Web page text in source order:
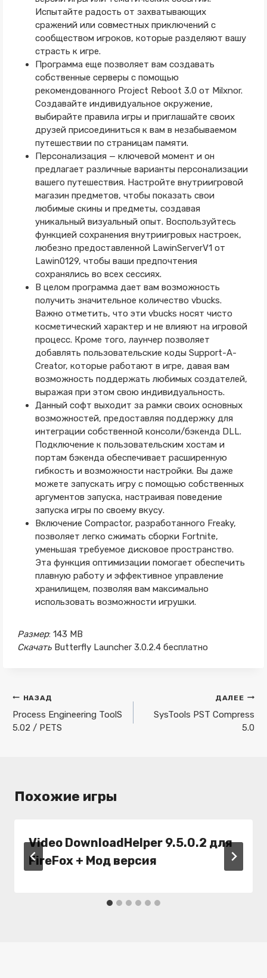
Испытайте радость от захватывающих
сражений или совместных приключений с
сообществом игроков, которые разделяют вашу
страсть к игре.
Программа еще позволяет вам создавать
собственные серверы с помощью
рекомендованного Project Reboot 3.0 от Milxnor.
Создавайте индивидуальное окружение,
выбирайте правила игры и приглашайте своих
друзей присоединиться к вам в незабываемом
путешествии по страницам памяти.
Персонализация — ключевой момент и он
предлагает различные варианты персонализации
вашего путешествия. Настройте внутриигровой
магазин предметов, чтобы показать свои
любимые скины и предметы, создавая
уникальный визуальный опыт. Воспользуйтесь
функцией сохранения внутриигровых настроек,
любезно предоставленной LawinServerV1 от
Lawin0129, чтобы ваши предпочтения
сохранялись во всех сессиях.
В целом программа дает вам возможность
получить значительное количество vbucks.
Важно отметить, что эти vbucks носят чисто
косметический характер и не влияют на игровой
процесс. Кроме того, лаунчер позволяет
добавлять пользовательские коды Support-A-
Creator, которые работают в игре, давая вам
возможность поддержать любимых создателей,
выражая при этом свою индивидуальность.
Данный софт выходит за рамки своих основных
возможностей, предоставляя поддержку для
интеграции собственной консоли/бэкенда DLL.
Подключение к пользовательским хостам и
портам бэкенда обеспечивает расширенную
гибкость и возможности настройки. Вы даже
можете запускать игру с помощью собственных
аргументов запуска, настраивая поведение
запуска игры по своему вкусу.
Включение Compactor, разработанного Freaky,
позволяет легко сжимать сборки Fortnite,
уменьшая требуемое дисковое пространство.
Эта функция оптимизации помогает обеспечить
плавную работу и эффективное управление
хранилищем, позволяя вам максимально
использовать возможности игрушки.
Размер: 143 MB
Скачать Butterfly Launcher 3.0.2.4 бесплатно
Навигация
по
записям
НАЗАД
Process Engineering ToolS
5.02 / PETS
ДАЛЕЕ
SysTools PST Compress
5.0
Похожие игры
Video DownloadHelper 9.5.0.2 для
FireFox + Мод версия